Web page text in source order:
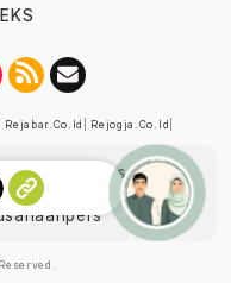
Rejabar.co.id Rejogja.co.id
Dewan Pers
K/XII/2022
Ask me!